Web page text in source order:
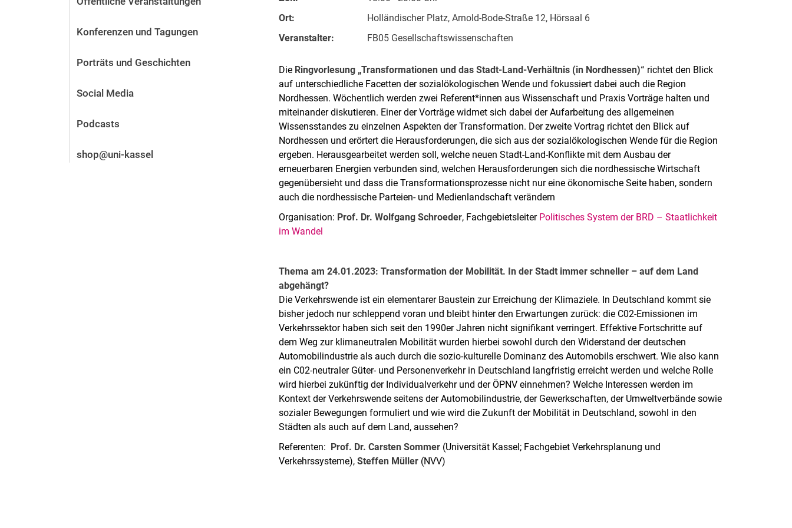
Stellenangebote
Alum­ni und Freunde
Kontakt und Standorte
Konferenzen und Tagungen
Porträts und Geschichten
Social Media
Podcasts
shop@uni-kassel
Ort:
Holländischer Platz, Arnold-Bode-Straße 12, Hörsaal 6
Veranstalter:
FB05 Gesellschaftswissenschaften
Die Ringvorlesung „Transformationen und das Stadt-Land-Verhältnis (in Nordhessen)“ richtet den Blick
auf unterschiedliche Facetten der sozialökologischen Wende und fokussiert dabei auch die Region
Nordhessen. Wöchentlich werden zwei Referent*innen aus Wissenschaft und Praxis Vorträge halten und
miteinander diskutieren. Einer der Vorträge widmet sich dabei der Aufarbeitung des allgemeinen
Wissensstandes zu einzelnen Aspekten der Transformation. Der zweite Vortrag richtet den Blick auf
Nordhessen und erörtert die Herausforderungen, die sich aus der sozialökologischen Wende für die Region
ergeben. Herausgearbeitet werden soll, welche neuen Stadt-Land-Konflikte mit dem Ausbau der
erneuerbaren Energien verbunden sind, welchen Herausforderungen sich die nordhessische Wirtschaft
gegenübersieht und dass die Transformationsprozesse nicht nur eine ökonomische Seite haben, sondern
auch die nordhessische Parteien- und Medienlandschaft verändern
Organisation: Prof. Dr. Wolfgang Schroeder, Fachgebietsleiter Politisches System der BRD – Staatlichkeit
im Wandel
Thema am 24.01.2023: Transformation der Mobilität. In der Stadt immer schneller – auf dem Land
abgehängt?
Die Verkehrswende ist ein elementarer Baustein zur Erreichung der Klimaziele. In Deutschland kommt sie
bisher jedoch nur schleppend voran und bleibt hinter den Erwartungen zurück: die C02-Emissionen im
Verkehrssektor haben sich seit den 1990er Jahren nicht signifikant verringert. Effektive Fortschritte auf
dem Weg zur klimaneutralen Mobilität wurden hierbei sowohl durch den Widerstand der deutschen
Automobilindustrie als auch durch die sozio-kulturelle Dominanz des Automobils erschwert. Wie also kann
ein C02-neutraler Güter- und Personenverkehr in Deutschland langfristig erreicht werden und welche Rolle
wird hierbei zukünftig der Individualverkehr und der ÖPNV einnehmen? Welche Interessen werden im
Kontext der Verkehrswende seitens der Automobilindustrie, der Gewerkschaften, der Umweltverbände sowie
sozialer Bewegungen formuliert und wie wird die Zukunft der Mobilität in Deutschland, sowohl in den
Städten als auch auf dem Land, aussehen?
Referenten: Prof. Dr. Carsten Sommer (Universität Kassel; Fachgebiet Verkehrsplanung und
Verkehrssysteme),Steffen Müller (NVV)